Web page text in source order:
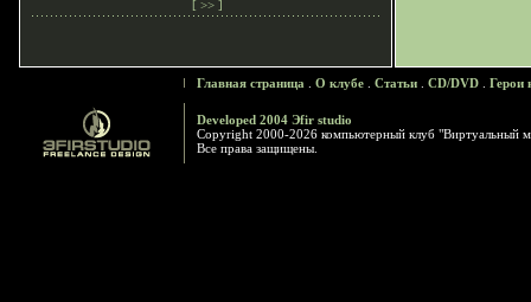
[ >> ]
Главная страница О клубе Статьи CD/DVD Герои
Developed 2004 Эfir studio
Copyright 2000-2026 компьютерный клуб "Виртуальный
Все права защищены.